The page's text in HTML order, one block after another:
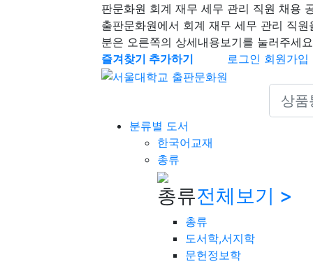
판문화원 회계 재무 세무 관리 직원 채용
출판문화원에서 회계 재무 세무 관리 직
분은 오른쪽의 상세내용보기를 눌러주세
즐겨찾기 추가하기
로그인 회원가입
Search
분류별 도서
한국어교재
총류
총류전체보기 >
총류
도서학,서지학
문헌정보학